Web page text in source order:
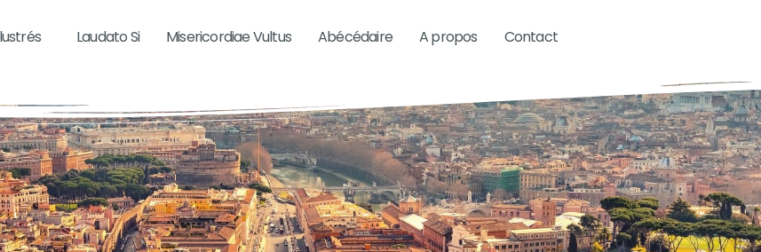
Laudato Si Misericordiae Vultus Abécédaire A propos Contact